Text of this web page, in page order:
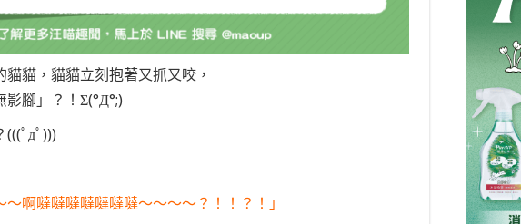
貓，貓貓立刻抱著又抓又咬，
影腳」？！Σ(°Д°;)
(((ﾟдﾟ)))
啊噠噠噠噠噠噠噠～～～～？！！？！」